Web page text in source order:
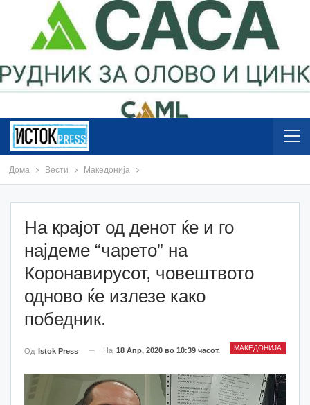
Дома Вести Македонија
На крајот од денот ќе и го
најдеме “чарето” на
Коронавирусот, човештвото
одново ќе излезе како
победник.
МАКЕДОНИЈА
Од Istok Press На 18 Апр, 2020 во 10:39 часот.